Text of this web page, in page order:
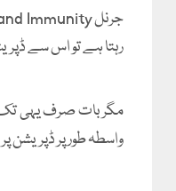
رہتا ہے تو اس سے
مگر بات صرف یہی تک
واسطہ طور پر ڈپریشن پر